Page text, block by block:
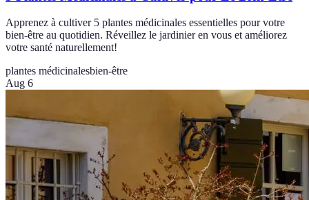
Apprenez à cultiver 5 plantes médicinales essentielles pour votre
bien-être au quotidien. Réveillez le jardinier en vous et améliorez
votre santé naturellement!
plantes médicinalesbien-être
Aug 6